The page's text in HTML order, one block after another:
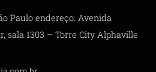
Paulo endereço: Avenida
sala 1303 – Torre City Alphaville